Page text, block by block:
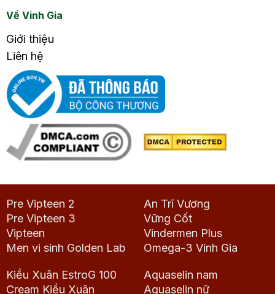
Về Vinh Gia
Giới thiệu
Liên hệ
Pre Vipteen 2
Pre Vipteen 3
Vipteen
Men vi sinh Golden Lab
An Trĩ Vương
Vững Cốt
Vindermen Plus
Omega-3 Vinh Gia
Kiều Xuân EstroG 100
Cream Kiều Xuân
Aquaselin nam
Aquaselin nữ